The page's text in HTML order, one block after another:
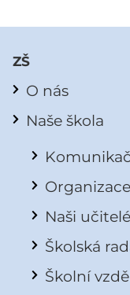
ZŠ
O nás
Naše škola
Naši
Školská
Školní